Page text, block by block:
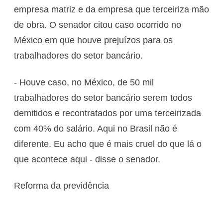
empresa matriz e da empresa que terceiriza mão
de obra. O senador citou caso ocorrido no
México em que houve prejuízos para os
trabalhadores do setor bancário.
- Houve caso, no México, de 50 mil
trabalhadores do setor bancário serem todos
demitidos e recontratados por uma terceirizada
com 40% do salário. Aqui no Brasil não é
diferente. Eu acho que é mais cruel do que lá o
que acontece aqui - disse o senador.
Reforma da previdência